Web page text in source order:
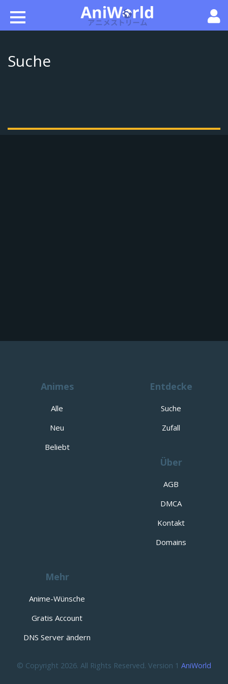
Suche
Animes
Alle
Neu
Beliebt
Entdecke
Suche
Zufall
Über
AGB
DMCA
Kontakt
Domains
Mehr
Anime-Wünsche
Gratis Account
DNS Server ändern
© Copyright 2026. All Rights Reserved. Version 1 AniWorld